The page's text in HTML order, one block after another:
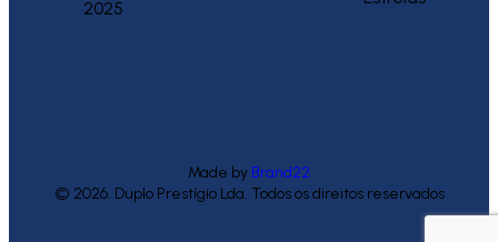
Made by Brand22
© 2026. Duplo Prestígio Lda. Todos os direitos reservados